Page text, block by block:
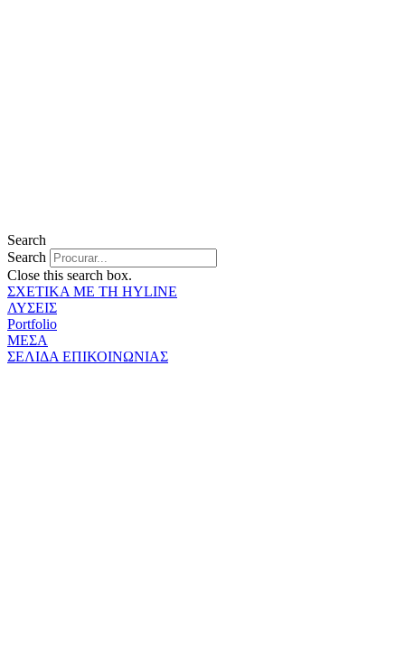
Search
Search
Close this search box.
ΣΧΕΤΙΚΑ ΜΕ ΤΗ HYLINE
ΛΥΣΕΙΣ
Portfolio
ΜΕΣΑ
ΣΕΛΙΔΑ ΕΠΙΚΟΙΝΩΝΙΑΣ